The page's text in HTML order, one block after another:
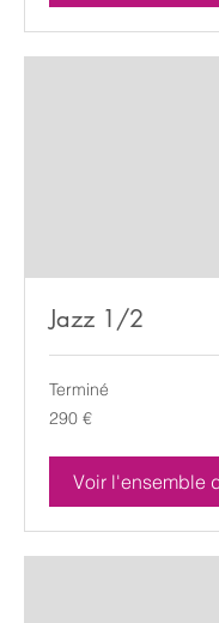
Jazz 1/2
Terminé
290
euros
290 €
Voir l'ensemble